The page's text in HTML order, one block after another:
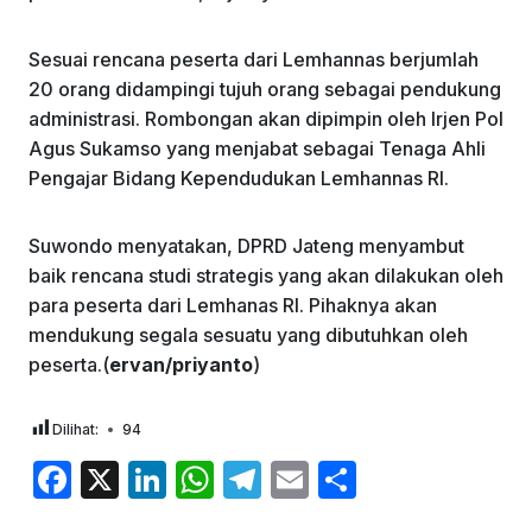
Sesuai rencana peserta dari Lemhannas berjumlah
20 orang didampingi tujuh orang sebagai pendukung
administrasi. Rombongan akan dipimpin oleh Irjen Pol
Agus Sukamso yang menjabat sebagai Tenaga Ahli
Pengajar Bidang Kependudukan Lemhannas RI.
Suwondo menyatakan, DPRD Jateng menyambut
baik rencana studi strategis yang akan dilakukan oleh
para peserta dari Lemhanas RI. Pihaknya akan
mendukung segala sesuatu yang dibutuhkan oleh
peserta.(ervan/priyanto)
Dilihat: 94
F
X
Li W T
E